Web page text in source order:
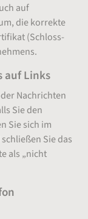
auf
die korrekte
(Schloss-
auf Links
Nachrichten
Sie den
Sie sich im
Sie das
als „nicht